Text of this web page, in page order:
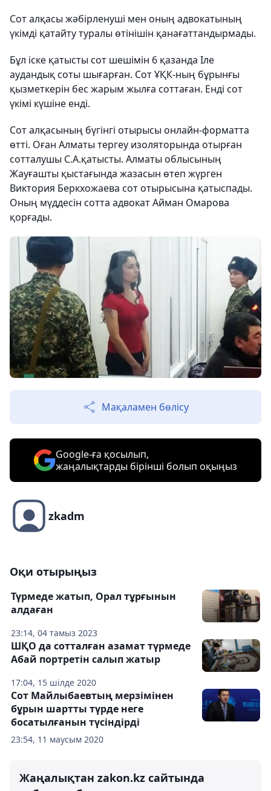
Сот алқасы жәбірленуші мен оның адвокатының
үкімді қатайту туралы өтінішін қанағаттандырмады.
Бұл іске қатысты сот шешімін 6 қазанда Іле
аудандық соты шығарған. Сот ҰҚК-ның бұрынғы
қызметкерін бес жарым жылға соттаған. Енді сот
үкімі күшіне енді.
Сот алқасының бүгінгі отырысы онлайн-форматта
өтті. Оған Алматы тергеу изоляторында отырған
сотталушы С.A.қатысты. Алматы облысының
Жауғашты қыстағында жазасын өтеп жүрген
Виктория Беркхожаева сот отырысына қатыспады.
Оның мүддесін сотта адвокат Айман Омарова
қорғады.
Мақаламен бөлісу
Google-ға қосылып,
жаңалықтарды бірінші болып оқыңыз
zkadm
Оқи отырыңыз
23:14, 04 тамыз 2023
Түрмеде жатып, Орал тұрғынын
алдаған
17:04, 15 шілде 2020
ШҚО да сотталған азамат түрмеде
Абай портретін салып жатыр
23:54, 11 маусым 2020
Сот Майлыбаевтың мерзімінен
бұрын шартты түрде неге
босатылғанын түсіндірді
Жаңалықтан zakon.kz сайтында